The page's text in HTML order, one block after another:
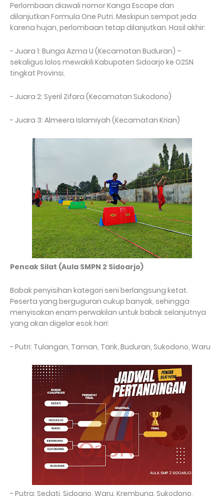
Perlombaan diawali nomor Kanga Escape dan
dilanjutkan Formula One Putri. Meskipun sempat jeda
karena hujan, perlombaan tetap dilanjutkan. Hasil akhir:
- Juara 1: Bunga Azma U (Kecamatan Buduran) –
sekaligus lolos mewakili Kabupaten Sidoarjo ke O2SN
tingkat Provinsi.
- Juara 2: Syeril Zifara (Kecamatan Sukodono)
- Juara 3: Almeera Islamiyah (Kecamatan Krian)
Pencak Silat (Aula SMPN 2 Sidoarjo)
Babak penyisihan kategori seni berlangsung ketat.
Peserta yang berguguran cukup banyak, sehingga
menyisakan enam perwakilan untuk babak selanjutnya
yang akan digelar esok hari:
- Putri: Tulangan, Taman, Tarik, Buduran, Sukodono, Waru
- Putra: Sedati, Sidoarjo, Waru, Krembung, Sukodono,